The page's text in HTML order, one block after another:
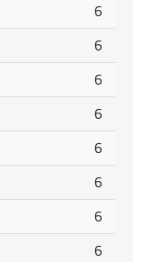
6
6
6
6
6
6
6
6